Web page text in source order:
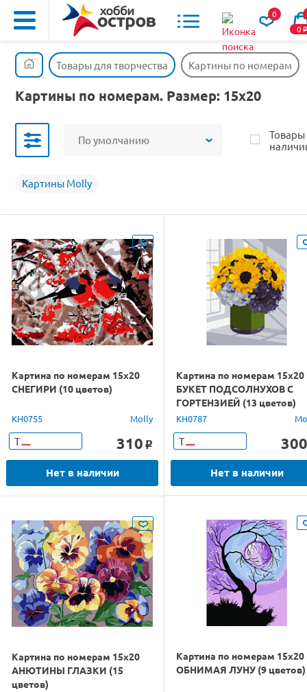
0
0o
Товары для творчества Картины по номерам
Картины по номерам. Размер: 15х20
По умолчанию
Товары
Картины Molly
Картина по номерам 15х20
СНЕГИРИ (10 цветов)
KH0755 Molly
Т 310 o
Нет в наличии
Картина по номерам 15х20
БУКЕТ ПОДСОЛНУХОВ С
ГОРТЕНЗИЕЙ (13 цветов)
KH0787
Т 300
Нет в наличии
Картина по номерам 15х20
АНЮТИНЫ ГЛАЗКИ (15
цветов)
Картина по номерам 15х20
ОБНИМАЯ ЛУНУ (9 цветов)